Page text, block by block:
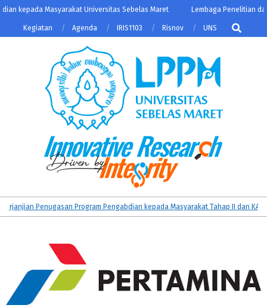
Skip
content
kepada Masyarakat Universitas Sebelas Maret Lembaga Penelitian dan
Kegiatan Agenda IRIS1103 Risnov UNS
Search
LPPM
UNS
Primary
Navigation
Penugasan Program Pengabdian kepada Masyarakat Tahap II dan